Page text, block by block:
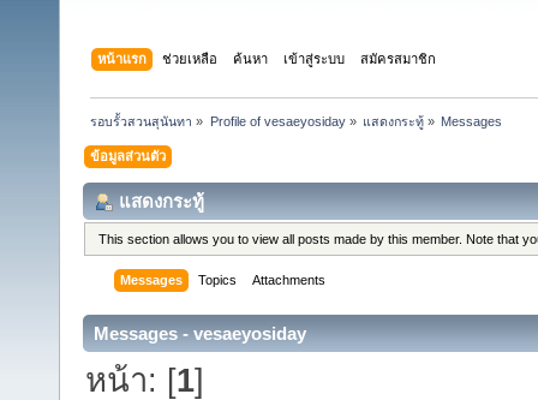
หน้าแรก ช่วยเหลือ ค้นหา เข้าสู่ระบบ สมัครสมาชิก
รอบรั้วสวนสุนันทา » Profile of vesaeyosiday» แสดงกระทู้» Messages
ข้อมูลส่วนตัว
แสดงกระทู้
This section allows you to view all posts made by this member. Note that
Messages Topics Attachments
Messages - vesaeyosiday
หน้า: [1]